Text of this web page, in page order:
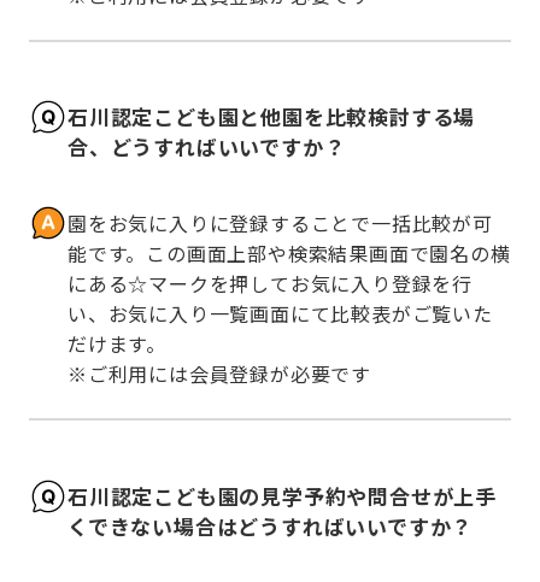
石川認定こども園と他園を比較検討する場
合、どうすればいいですか？
園をお気に入りに登録することで一括比較が可
能です。この画面上部や検索結果画面で園名の横
にある☆マークを押してお気に入り登録を行
い、お気に入り一覧画面にて比較表がご覧いた
だけます。
※ご利用には会員登録が必要です
石川認定こども園の見学予約や問合せが上手
くできない場合はどうすればいいですか？